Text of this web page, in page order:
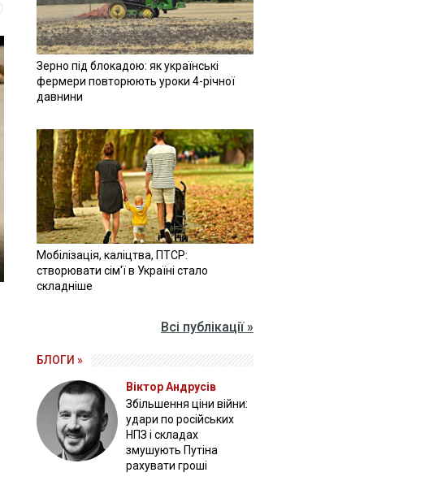
Зерно під блокадою: як українські
фермери повторюють уроки 4-річної
давнини
Мобілізація, каліцтва, ПТСР:
створювати сім'ї в Україні стало
складніше
Всі публікації »
БЛОГИ »
Віктор Андрусів
Збільшення ціни війни:
удари по російських
НПЗ і складах
змушують Путіна
рахувати гроші